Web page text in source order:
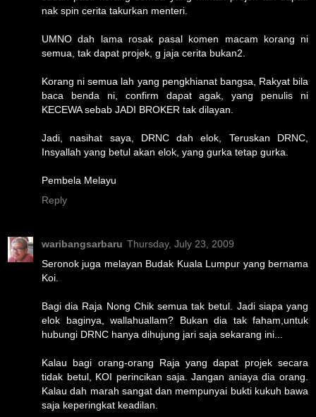
nak spin cerita takurkan menteri.
UMNO dah lama rosak pasal komen macam korang ni
semua, tak dapat projek, g jaja cerita bukan2.
Korang ni semua lah yang pengkhianat bangsa, Rakyat bila
baca benda ni, confirm dapat agak, yang penulis ni
KECEWA sebab JADI BROKER tak dilayan.
Jadi, nasihat saya, DRNC dah elok, Teruskan DRNC,
Insyallah yang betul akan elok, yang gurka tetap gurka.
Pembela Melayu
Reply
waribangsarbaru Thursday, July 23, 2009
Seronok juga melayan Budak Kuala Lumpur yang bernama
Koi.
Bagi dia Raja Nong Chik semua tak betul. Jadi siapa yang
elok baginya, wallahuallam? Bukan dia tak faham,untuk
hubungi DRNC hanya dihujung jari saja sekarang ini...
Kalau bagi orang-orang Raja yang dapat projek secara
tidak betul, KOI perincikan saja. Jangan aniaya dia orang.
Kalau dah marah sangat dan mempunyai bukti kukuh bawa
saja keperingkat keadilan.